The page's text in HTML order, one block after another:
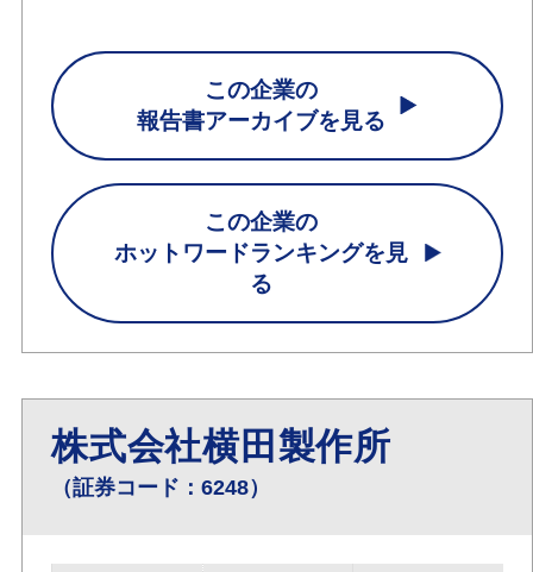
この企業の
報告書アーカイブを見る
この企業の
ホットワードランキングを見
る
株式会社横田製作所
（証券コード：6248）